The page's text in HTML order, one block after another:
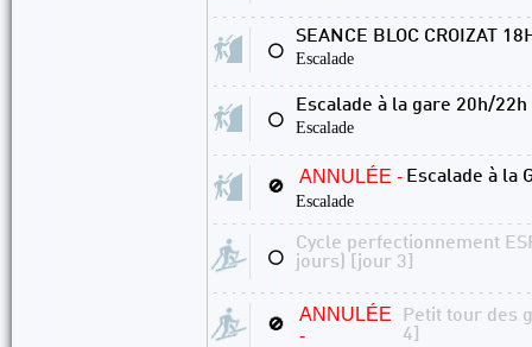
⚪
SEANCE BLOC CROIZAT
Escalade
⚪
Escalade à la gare 20h/22h
Escalade
🚫 ANNULÉE - Escalade à la
Escalade
⚪
Cycle perfectionnement
jours) [jour 3]
🚫
ANNULÉE
-
Petit tour des
4]